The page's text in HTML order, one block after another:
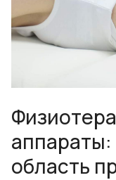
область